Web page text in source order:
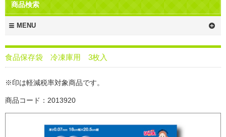
2026/02/16
新しました！
商品検索
MENU
食品保存袋 冷凍庫用 3枚入
※印は軽減税率対象商品です。
商品コード：2013920